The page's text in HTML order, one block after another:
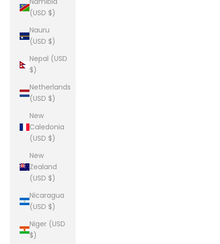
(USD $)
Nauru
(USD $)
Nepal (USD
$)
Netherlands
(USD $)
New
Caledonia
(USD $)
New
Zealand
(USD $)
Nicaragua
(USD $)
Niger (USD
$)